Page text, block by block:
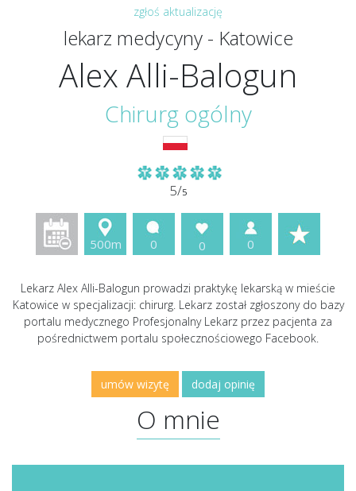
zgłoś aktualizację
lekarz medycyny - Katowice
Alex Alli-Balogun
Chirurg ogólny
5/5
500m 0 0 0
Lekarz Alex Alli-Balogun prowadzi praktykę lekarską w mieście
Katowice w specjalizacji: chirurg. Lekarz został zgłoszony do bazy
portalu medycznego Profesjonalny Lekarz przez pacjenta za
pośrednictwem portalu społecznościowego Facebook.
umów wizytę dodaj opinię
O mnie